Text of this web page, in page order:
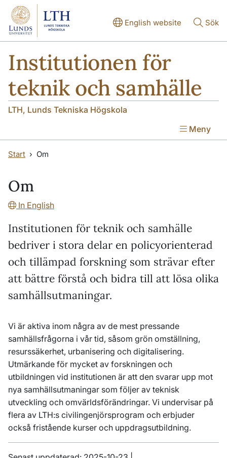
Hoppa till huvudinnehåll
Hoppa till huvudinnehåll
English website Sök
Institutionen för
teknik och samhälle
LTH, Lunds Tekniska Högskola
Meny
Start Om
Om
In English
Institutionen för teknik och samhälle
bedriver i stora delar en policyorienterad
och tillämpad forskning som strävar efter
att bättre förstå och bidra till att lösa olika
samhällsutmaningar.
Vi är aktiva inom några av de mest pressande
samhällsfrågorna i vår tid, såsom grön omställning,
resurssäkerhet, urbanisering och digitalisering.
Utmärkande för mycket av forskningen och
utbildningen vid institutionen är att den svarar upp mot
nya samhällsutmaningar som följer av teknisk
utveckling och omvärldsförändringar. Vi undervisar på
flera av LTH:s civilingenjörsprogram och erbjuder
också fristående kurser och uppdragsutbildning.